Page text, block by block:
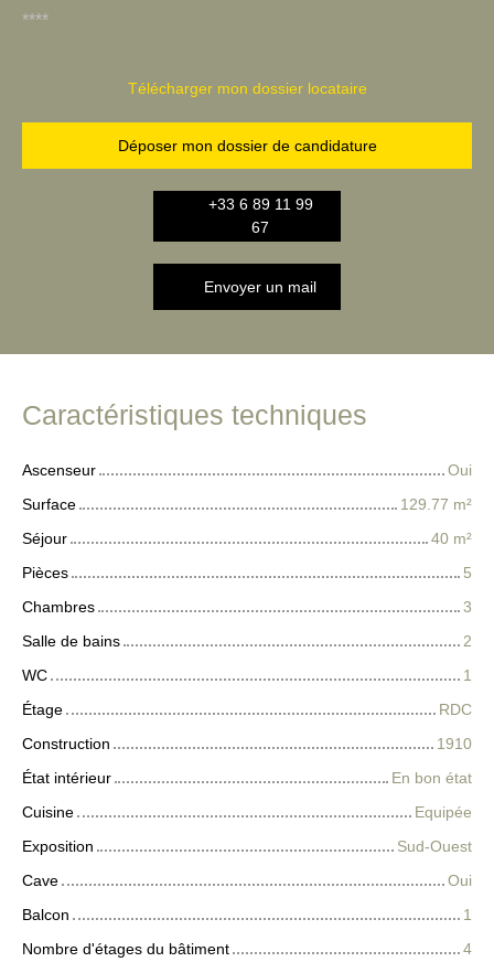
****
Télécharger mon dossier locataire
Déposer mon dossier de candidature
+33 6 89 11 99
67
Envoyer un mail
Caractéristiques techniques
Ascenseur
Oui
Surface
129.77 m²
Séjour
40 m²
Pièces
5
Chambres
3
Salle de bains
2
WC
1
Étage
RDC
Construction
1910
État intérieur
En bon état
Cuisine
Equipée
Exposition
Sud-Ouest
Cave
Oui
Balcon
1
Nombre d'étages du bâtiment
4